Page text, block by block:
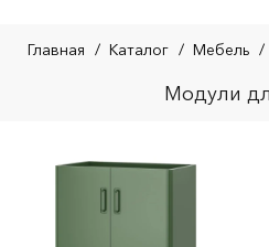
Главная / Каталог / Мебель /
Модули